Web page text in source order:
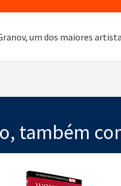
um dos maiores
também